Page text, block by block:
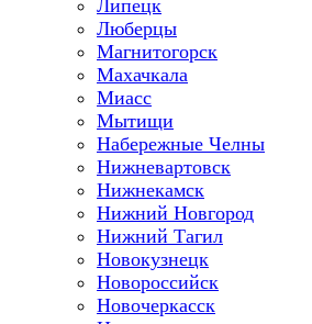
Липецк
Люберцы
Магнитогорск
Махачкала
Миасс
Мытищи
Набережные Челны
Нижневартовск
Нижнекамск
Нижний Новгород
Нижний Тагил
Новокузнецк
Новороссийск
Новочеркасск